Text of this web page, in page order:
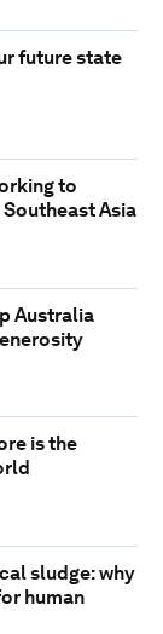
future state
to
Asia
Australia
is the
sludge: why
human